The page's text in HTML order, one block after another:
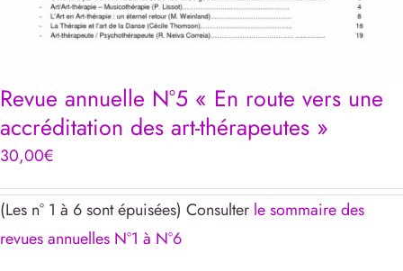
Revue annuelle N°5 « En route vers une
accréditation des art-thérapeutes »
30,00€
(Les n° 1 à 6 sont épuisées) Consulter le sommaire des
revues annuelles N°1 à N°6